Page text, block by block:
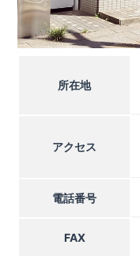
所在地
アクセス
電話番号
FAX